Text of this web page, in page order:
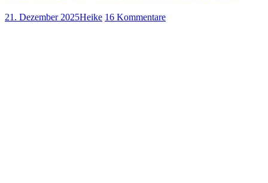
21. Dezember 2025Heike 16 Kommentare